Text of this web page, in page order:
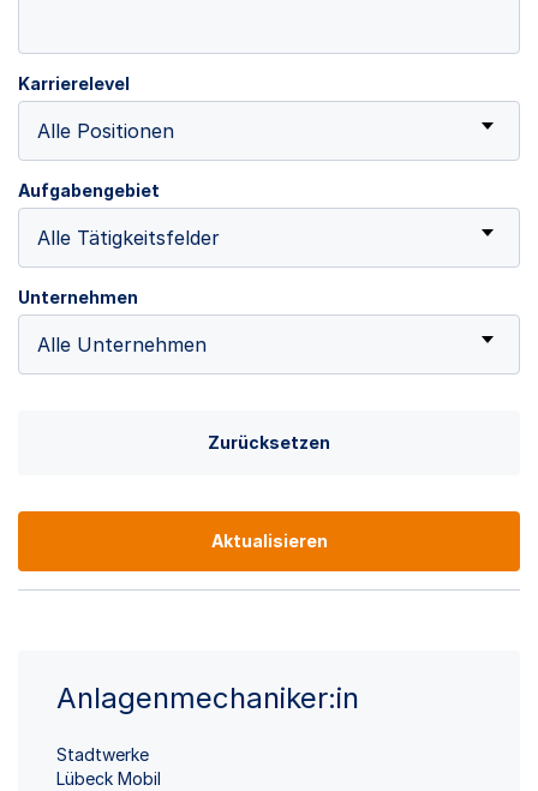
Karrierelevel
Alle Positionen
Aufgabengebiet
Alle Tätigkeitsfelder
Unternehmen
Alle Unternehmen
Zurücksetzen
Aktualisieren
Anlagenmechaniker:in
Stadtwerke
Lübeck Mobil